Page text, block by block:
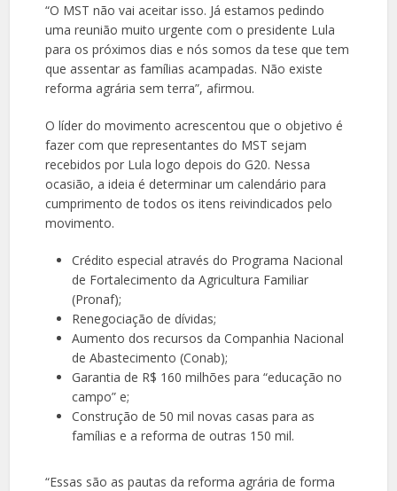
“O MST não vai aceitar isso. Já estamos pedindo
uma reunião muito urgente com o presidente Lula
para os próximos dias e nós somos da tese que tem
que assentar as famílias acampadas. Não existe
reforma agrária sem terra”, afirmou.
O líder do movimento acrescentou que o objetivo é
fazer com que representantes do MST sejam
recebidos por Lula logo depois do G20. Nessa
ocasião, a ideia é determinar um calendário para
cumprimento de todos os itens reivindicados pelo
movimento.
Crédito especial através do Programa Nacional
de Fortalecimento da Agricultura Familiar
(Pronaf);
Renegociação de dívidas;
Aumento dos recursos da Companhia Nacional
de Abastecimento (Conab);
Garantia de R$ 160 milhões para “educação no
campo” e;
Construção de 50 mil novas casas para as
famílias e a reforma de outras 150 mil.
“Essas são as pautas da reforma agrária de forma